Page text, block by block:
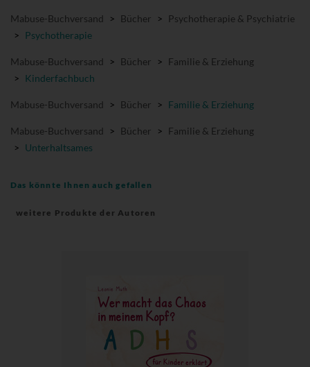
Mabuse-Buchversand > Bücher >
Psychotherapie & Psychiatrie
> Psychotherapie
Mabuse-Buchversand > Bücher > Familie & Erziehung
> Kinderfachbuch
Mabuse-Buchversand > Bücher > Familie & Erziehung
Mabuse-Buchversand > Bücher > Familie & Erziehung
> Unterhaltsames
Das könnte Ihnen auch gefallen
weitere Produkte der Autoren